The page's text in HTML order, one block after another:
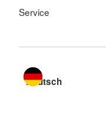
Service
Sprache wechseln zu